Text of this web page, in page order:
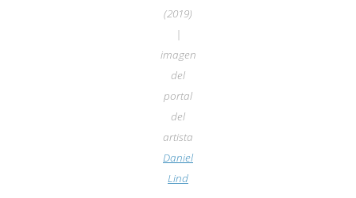
(2019)
|
imagen
del
portal
del
artista
Daniel
Lind